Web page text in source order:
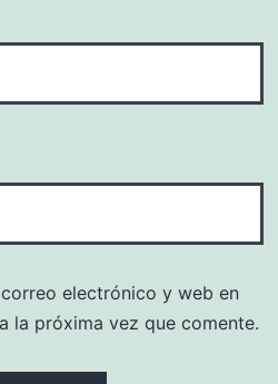
electrónico y web en
la próxima vez que comente.